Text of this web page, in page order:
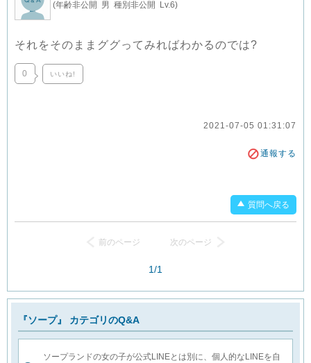
(年齢非公開 男 種別非公開 Lv.6)
それをそのままググってみればわかるのでは?
0 いいね!
2021-07-05 01:31:07
通報する
質問へ戻る
前のページ 次のページ
1/1
『ソープ』 カテゴリのQ&A
ソープランドの女の子が公式LINEとは別に、個人的なLINEを自